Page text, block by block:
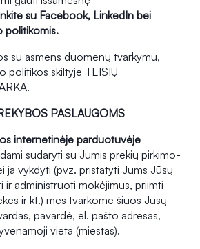
su Facebook, LinkedIn bei
politikomis.
su asmens duomenų tvarkymu,
politikos skiltyje TEISIŲ
PASLAUGOMS
internetinėje parduotuvėje
sudaryti su Jumis prekių pirkimo-
ją vykdyti (pvz. pristatyti Jums Jūsų
ir administruoti mokėjimus, priimti
ir kt.) mes tvarkome šiuos Jūsų
pavardė, el. pašto adresas,
vieta (miestas).